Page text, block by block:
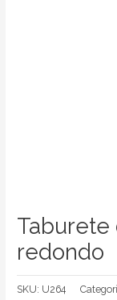
Taburete
redondo
SKU: U264